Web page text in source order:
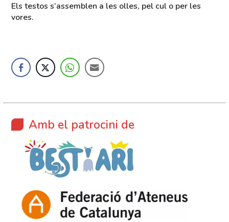
Els testos s’assemblen a les olles, pel cul o per les
vores.
Amb el patrocini de